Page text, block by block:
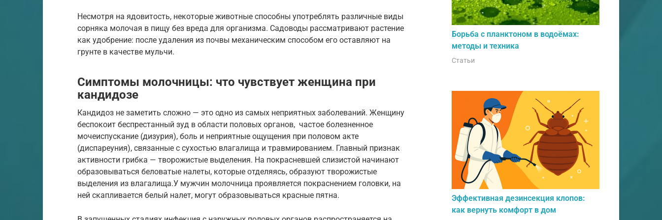
Несмотря на ядовитость, некоторые животные способны употреблять различные виды
сорняка молочая в пищу без вреда для организма. Садоводы рассматривают растение
как удобрение: после удаления из почвы механическим способом его оставляют на
грунте в качестве мульчи.
Симптомы молочницы: что чувствует женщина при
кандидозе
Кандидоз не заметить сложно — это одно из самых неприятных заболеваний. Женщину
беспокоит беспрестанный зуд в области половых органов, частое болезненное
мочеиспускание (дизурия), боль и неприятные ощущения при половом акте
(диспареуния), связанные с сухостью влагалища и травмированием. Главный признак
активности грибка — творожистые выделения. На покрасневшей слизистой начинают
образовываться беловатые налеты, которые отделяясь, образуют творожистые
выделения из влагалища.У мужчин молочница проявляется покраснением головки, на
ней скапливается белый налет, могут образовываться красные пятна.
Борьба с планктоном в водоёмах:
методы и техника
Статьи
Эффективная дезинсекция клопов:
как вернуть комфорт в дом